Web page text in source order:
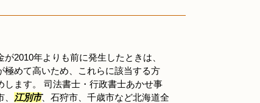
2010年よりも前に発生したときは、
めて高いため、これらに該当する方
します。 司法書士・行政書士あかせ事
江別市、石狩市、千歳市など北海道全